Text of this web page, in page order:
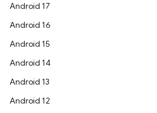
Android 17
Android 16
Android 15
Android 14
Android 13
Android 12